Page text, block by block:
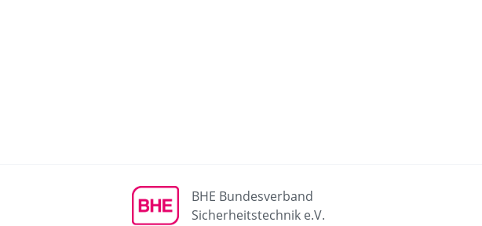
BHE Bundesverband
Sicherheitstechnik e.V.